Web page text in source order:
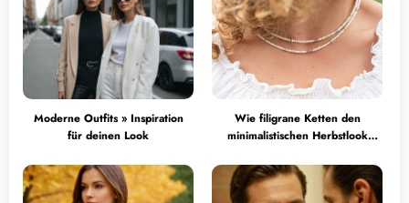
Moderne Outfits » Inspiration
für deinen Look
Wie filigrane Ketten den
minimalistischen Herbstlook